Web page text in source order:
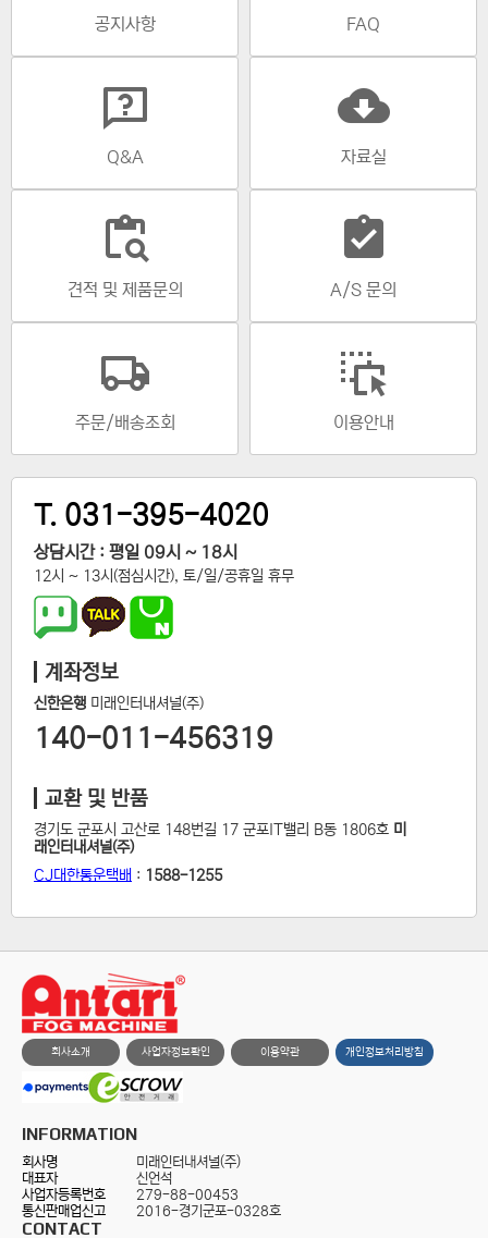
공지사항 FAQ
Q&A
cloud_download
자료실
content_paste_search
견적 및 제품문의
assignment_turned_in
A/S 문의
주문/배송조회 이용안내
T. 031-395-4020
상담시간 : 평일 09시 ~ 18시
12시 ~ 13시(점심시간), 토/일/공휴일 휴무
계좌정보
신한은행 미래인터내셔널(주)
140-011-456319
교환 및 반품
경기도 군포시 고산로 148번길 17 군포IT밸리 B동 1806호 미
래인터내셔널(주)
CJ대한통운택배 : 1588-1255
회사소개 사업자정보확인 이용약관 개인정보처리방침
INFORMATION
회사명
미래인터내셔널(주)
대표자
신언석
사업자등록번호
279-88-00453
통신판매업신고
2016-경기군포-0328호
CONTACT